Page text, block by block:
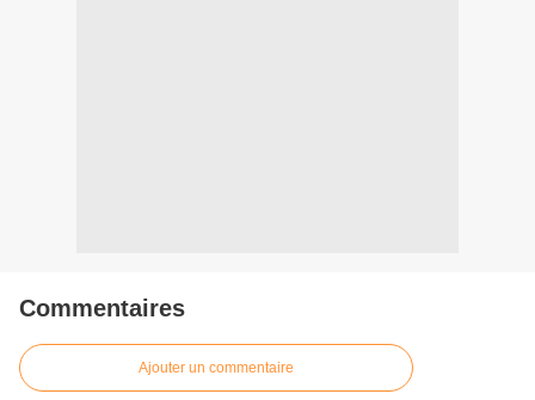
Commentaires
Ajouter un commentaire